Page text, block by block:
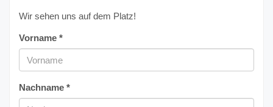
Wir sehen uns auf dem Platz!
Vorname *
Nachname *